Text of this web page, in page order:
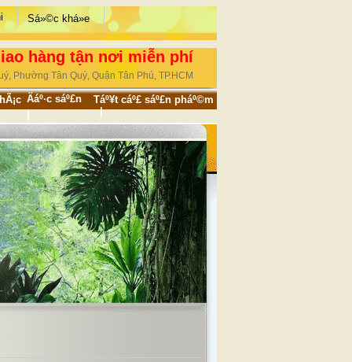
Sá»©c khá»e
hàng tận nơi miễn phí
Phường Tân Quý, Quận Tân Phú, TP.HCM
Äáº·c sáº£n
Táº¥t cáº£ sáº£n pháº©m
|